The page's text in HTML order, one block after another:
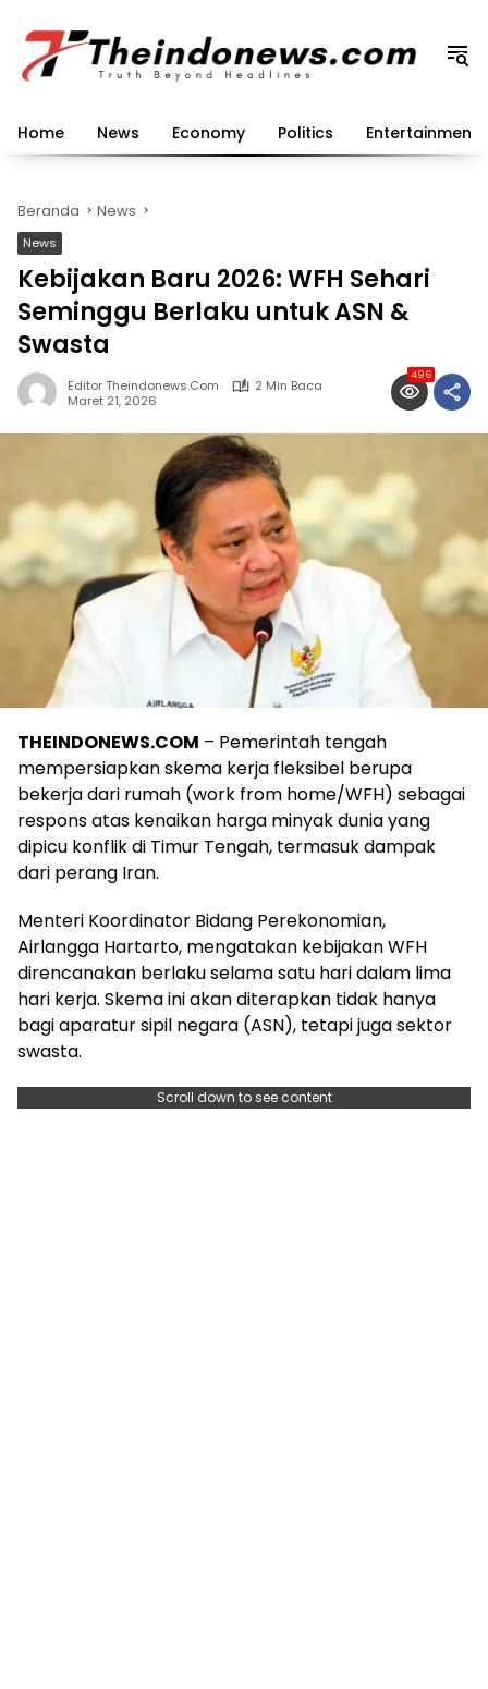
konten
Home News Economy Politics Entertainment
Beranda News
News
Kebijakan Baru 2026: WFH Sehari
Seminggu Berlaku untuk ASN &
Swasta
Editor Theindonews.com
2 Min Baca
Maret 21, 2026
496
THEINDONEWS.COM – Pemerintah tengah
mempersiapkan skema kerja fleksibel berupa
bekerja dari rumah (work from home/WFH) sebagai
respons atas kenaikan harga minyak dunia yang
dipicu konflik di Timur Tengah, termasuk dampak
dari perang Iran.
Menteri Koordinator Bidang Perekonomian,
Airlangga Hartarto, mengatakan kebijakan WFH
direncanakan berlaku selama satu hari dalam lima
hari kerja. Skema ini akan diterapkan tidak hanya
bagi aparatur sipil negara (ASN), tetapi juga sektor
swasta.
Scroll down to see content